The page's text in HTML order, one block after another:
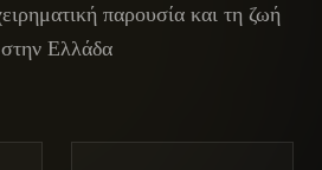
παρουσία και τη ζωή
στην Ελλάδα